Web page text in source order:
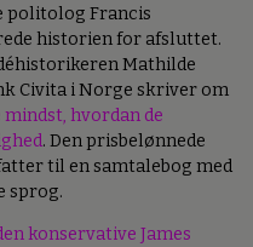
politolog Francis
historien for afsluttet.
Mathilde
Civita i Norge skriver om
hvordan de
. Den prisbelønnede
til en samtalebog med
sprog.
konservative James